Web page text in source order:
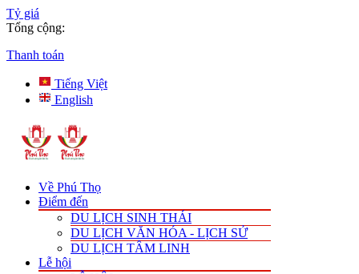
Tỷ giá
Tổng cộng:
Thanh toán
Tiếng Việt
English
Về Phú Thọ
Điểm đến
DU LỊCH SINH THÁI
DU LỊCH VĂN HÓA - LỊCH SỬ
DU LỊCH TÂM LINH
Lễ hội